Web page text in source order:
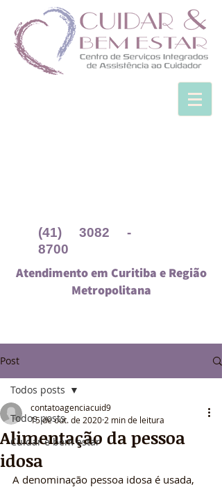
(41) 3082 -
8700
Atendimento em Curitiba e Região
Metropolitana
Post
Todos posts
Cuidar e bem estar
Todos posts
Alimentação da pessoa
idosa
contatoagenciacuid9
15 de out. de 2020 2 min de leitura
A denominação pessoa idosa é usada,